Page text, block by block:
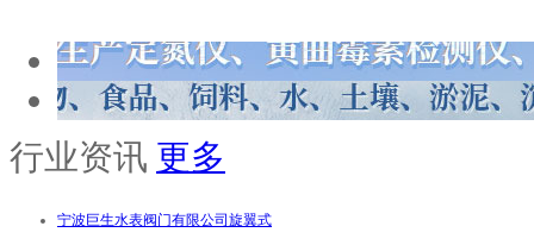
行业资讯 更多
宁波巨生水表阀门有限公司旋翼式